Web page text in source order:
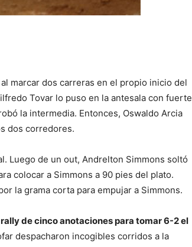
marcar dos carreras en el propio inicio del
Tovar lo puso en la antesala con fuerte
la intermedia. Entonces, Oswaldo Arcia
dos corredores.
Luego de un out, Andrelton Simmons soltó
colocar a Simmons a 90 pies del plato.
la grama corta para empujar a Simmons.
de cinco anotaciones para tomar 6-2 el
despacharon incogibles corridos a la